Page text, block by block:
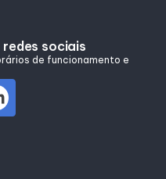
sociais
de funcionamento e